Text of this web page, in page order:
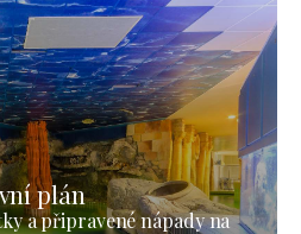
plán
a připravené nápady na